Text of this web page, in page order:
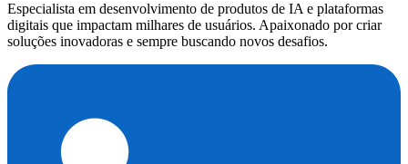
Especialista em desenvolvimento de produtos de IA e plataformas
digitais que impactam milhares de usuários. Apaixonado por criar
soluções inovadoras e sempre buscando novos desafios.